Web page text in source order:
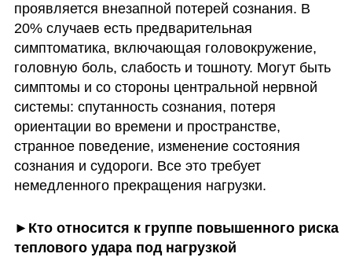
проявляется внезапной потерей сознания. В
20% случаев есть предварительная
симптоматика, включающая головокружение,
головную боль, слабость и тошноту. Могут быть
симптомы и со стороны центральной нервной
системы: спутанность сознания, потеря
ориентации во времени и пространстве,
странное поведение, изменение состояния
сознания и судороги. Все это требует
немедленного прекращения нагрузки.
►Кто относится к группе повышенного риска
теплового удара под нагрузкой